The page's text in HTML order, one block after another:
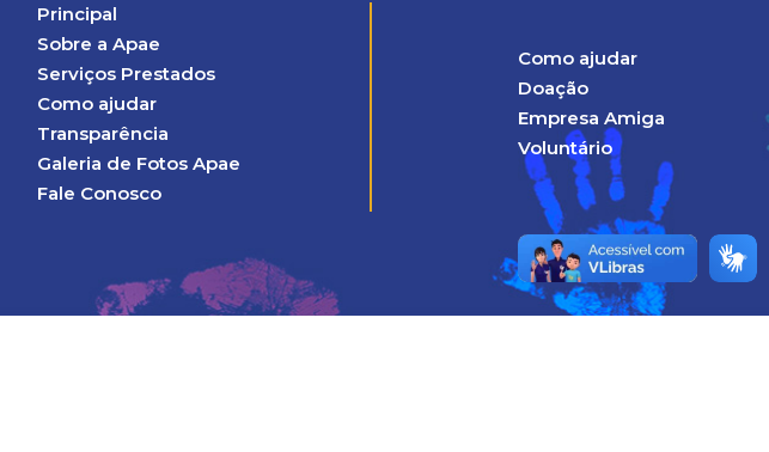
Principal
Sobre a Apae
Serviços Prestados
Como ajudar
Transparência
Galeria de Fotos Apae
Fale Conosco
Como ajudar
Doação
Empresa Amiga
Voluntário